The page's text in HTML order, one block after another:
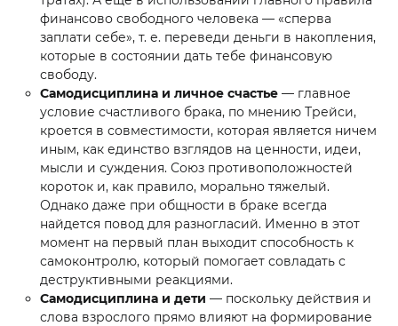
финансово свободного человека — «сперва
заплати себе», т. е. переведи деньги в накопления,
которые в состоянии дать тебе финансовую
свободу.
Самодисциплина и личное счастье — главное
условие счастливого брака, по мнению Трейси,
кроется в совместимости, которая является ничем
иным, как единство взглядов на ценности, идеи,
мысли и суждения. Союз противоположностей
короток и, как правило, морально тяжелый.
Однако даже при общности в браке всегда
найдется повод для разногласий. Именно в этот
момент на первый план выходит способность к
самоконтролю, который помогает совладать с
деструктивными реакциями.
Самодисциплина и дети — поскольку действия и
слова взрослого прямо влияют на формирование